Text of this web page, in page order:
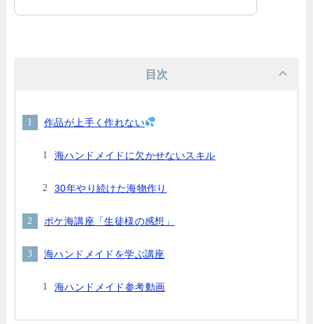
目次
作品が上手く作れない
海ハンドメイドに欠かせないスキル
30年やり続けた海物作り
ポケ海講座「生徒様の感想」
海ハンドメイドを学ぶ講座
海ハンドメイド参考動画